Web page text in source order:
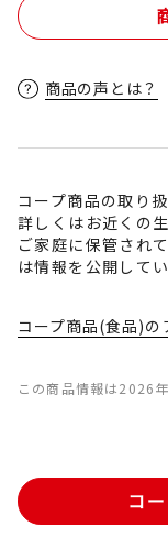
商品の声とは？
コープ商品の取り
詳しくはお近くの
ご家庭に保管され
は情報を公開してい
コープ商品(食品)の
この商品情報は2026
コ